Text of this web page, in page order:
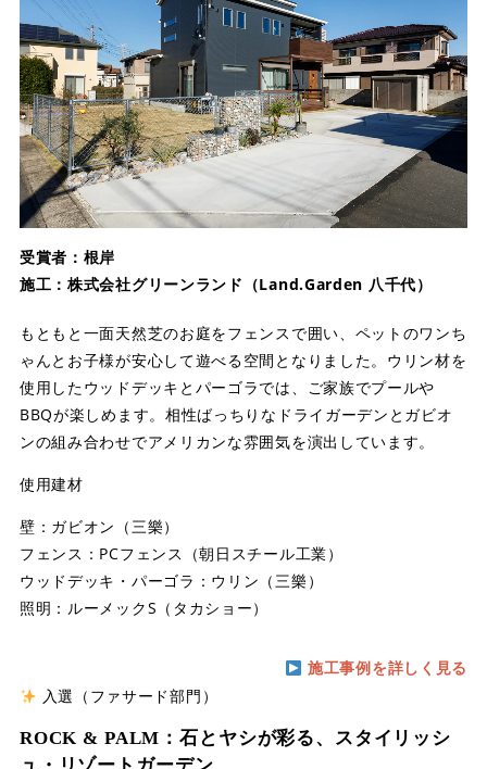
受賞者：根岸
施工：株式会社グリーンランド（Land.Garden 八千代）
もともと一面天然芝のお庭をフェンスで囲い、ペットのワンち
ゃんとお子様が安心して遊べる空間となりました。ウリン材を
使用したウッドデッキとパーゴラでは、ご家族でプールや
BBQが楽しめます。相性ばっちりなドライガーデンとガビオ
ンの組み合わせでアメリカンな雰囲気を演出しています。
使用建材
壁：ガビオン（三樂）
フェンス：PCフェンス（朝日スチール工業）
ウッドデッキ・パーゴラ：ウリン（三樂）
照明：ルーメックS（タカショー）
施工事例を詳しく見る
入選（ファサード部門）
ROCK & PALM：石とヤシが彩る、スタイリッシ